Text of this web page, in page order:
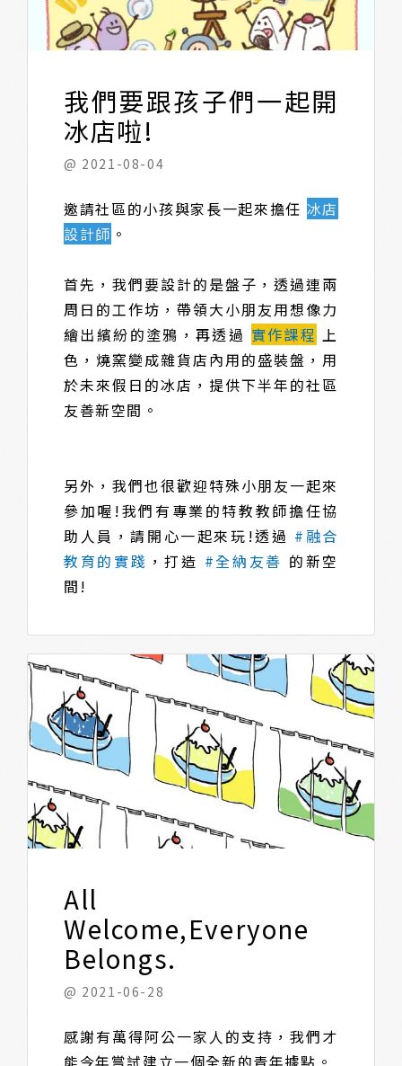
我們要跟孩子們一起開
冰店啦!
@ 2021-08-04
邀請社區的小孩與家長一起來擔任 冰店
設計師 。
首先，我們要設計的是盤子，透過連兩
周日的工作坊，帶領大小朋友用想像力
繪出繽紛的塗鴉，再透過 實作課程 上
色，燒窯變成雜貨店內用的盛裝盤，用
於未來假日的冰店，提供下半年的社區
友善新空間。​
另外，我們也很歡迎特殊小朋友一起來
參加喔!我們有專業的特教教師擔任協
助人員，請開心一起來玩!​透過 #融合
教育的實踐 ，打造 #全納友善 的新空
間!
All
Welcome,Everyone
Belongs.
@ 2021-06-28
感謝有萬得阿公一家人的支持，我們才